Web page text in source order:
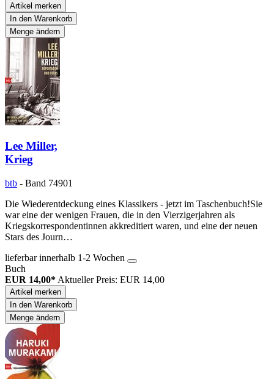
Artikel merken
In den Warenkorb
Menge ändern
Lee Miller,
Krieg
btb - Band 74901
Die Wiederentdeckung eines Klassikers - jetzt im Taschenbuch!Sie
war eine der wenigen Frauen, die in den Vierzigerjahren als
Kriegskorrespondentinnen akkreditiert waren, und eine der neuen
Stars des Journ…
lieferbar innerhalb 1-2 Wochen
Buch
EUR 14,00* Aktueller Preis: EUR 14,00
Artikel merken
In den Warenkorb
Menge ändern